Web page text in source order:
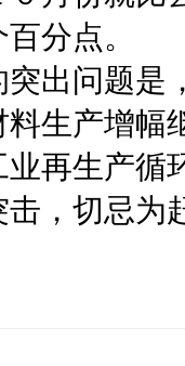
分点。
出问题是
料生产增
再生产循
击，切忌